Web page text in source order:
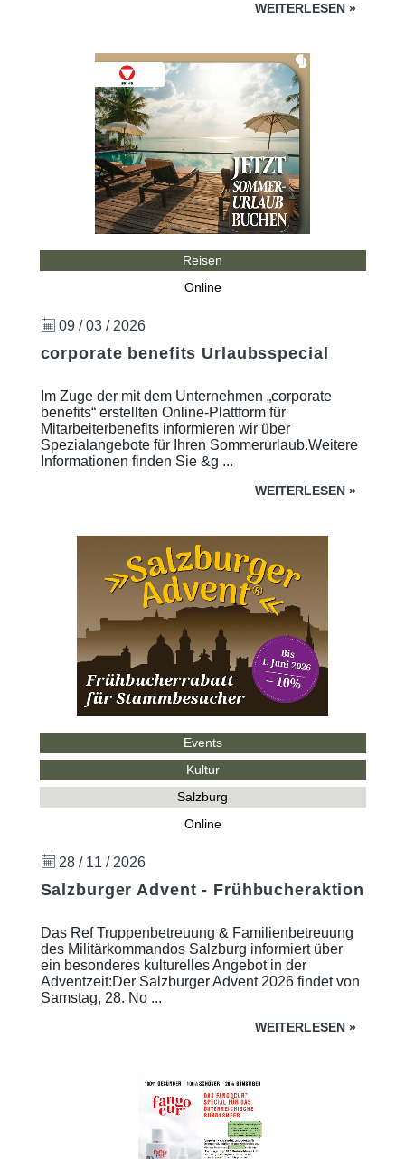
WEITERLESEN »
Reisen
Online
09 / 03 / 2026
corporate benefits Urlaubsspecial
Im Zuge der mit dem Unternehmen „corporate
benefits“ erstellten Online-Plattform für
Mitarbeiterbenefits informieren wir über
Spezialangebote für Ihren Sommerurlaub.Weitere
Informationen finden Sie &g ...
WEITERLESEN »
Events
Kultur
Salzburg
Online
28 / 11 / 2026
Salzburger Advent - Frühbucheraktion
Das Ref Truppenbetreuung & Familienbetreuung
des Militärkommandos Salzburg informiert über
ein besonderes kulturelles Angebot in der
Adventzeit:Der Salzburger Advent 2026 findet von
Samstag, 28. No ...
WEITERLESEN »